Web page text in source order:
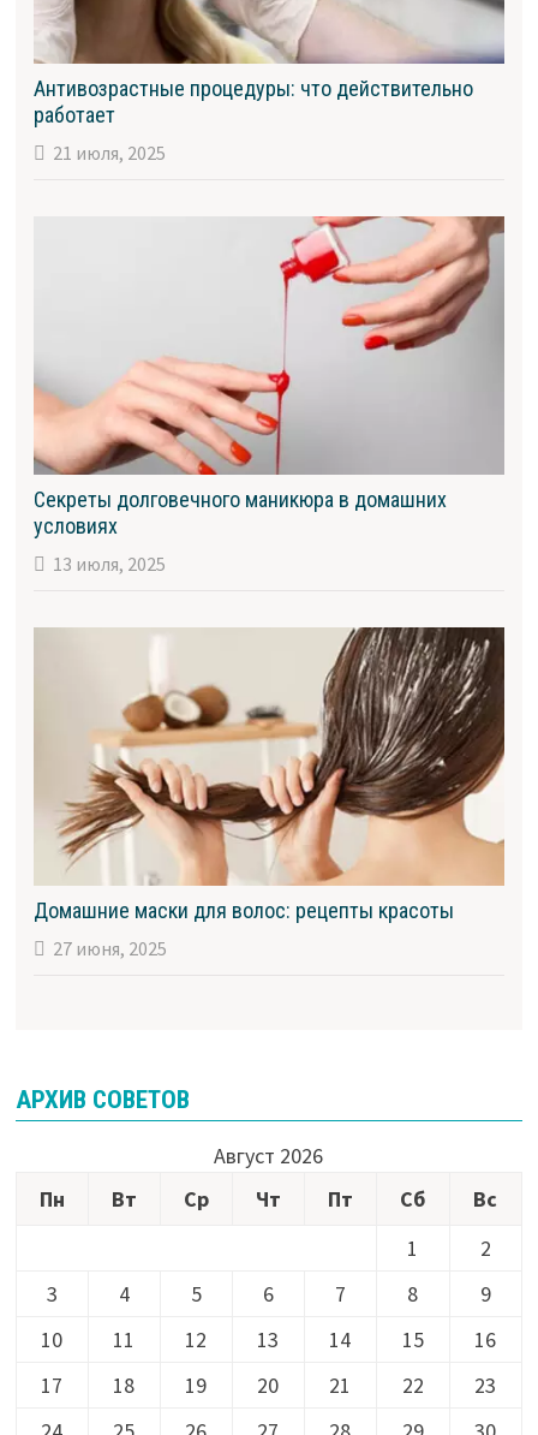
Антивозрастные процедуры: что действительно
работает
21 июля, 2025
Секреты долговечного маникюра в домашних
условиях
13 июля, 2025
Домашние маски для волос: рецепты красоты
27 июня, 2025
АРХИВ СОВЕТОВ
Август 2026
Пн
Вт Ср Чт Пт Сб
Вс
1
2
3
4 5 6 7 8
9
10
11 12 13 14 15
16
17
18 19 20 21 22
23